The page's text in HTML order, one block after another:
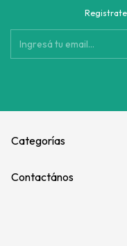
Categorías
Contactános